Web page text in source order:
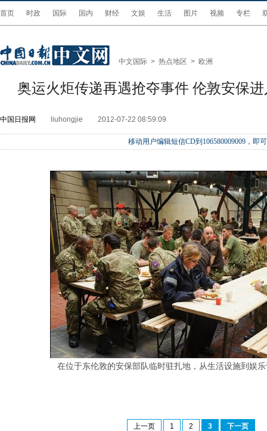
首页 时政 国际 国内 财经 文娱 生活 图片 视频 专栏
中文国际 > 热点地区 > 欧洲
奥运火炬传递再遇抢夺事件 伦敦安保
中国日报网 liuhongjie 2012-07-22 08:59:09
移动用户编辑短信CD到106580009009，即
在位于东伦敦的安保部队临时驻扎地，从生活设施到娱
上一页 1 2 3 下一页